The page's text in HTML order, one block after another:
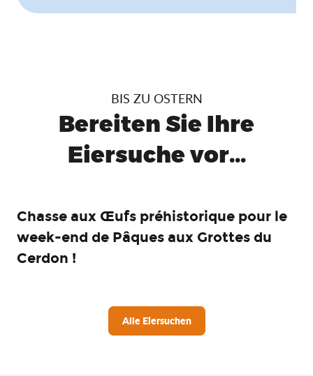
BIS ZU OSTERN
Bereiten Sie Ihre
Eiersuche vor...
Chasse aux Œufs préhistorique pour le
week-end de Pâques aux Grottes du
Cerdon !
Alle Eiersuchen